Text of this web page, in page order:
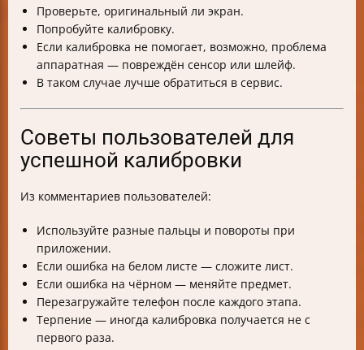
Проверьте, оригинальный ли экран.
Попробуйте калибровку.
Если калибровка не помогает, возможно, проблема
аппаратная — повреждён сенсор или шлейф.
В таком случае лучше обратиться в сервис.
Советы пользователей для
успешной калибровки
Из комментариев пользователей:
Используйте разные пальцы и повороты при
приложении.
Если ошибка на белом листе — сложите лист.
Если ошибка на чёрном — меняйте предмет.
Перезагружайте телефон после каждого этапа.
Терпение — иногда калибровка получается не с
первого раза.